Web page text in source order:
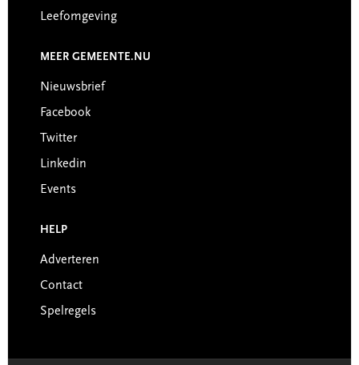
Leefomgeving
MEER GEMEENTE.NU
Nieuwsbrief
Facebook
Twitter
Linkedin
Events
HELP
Adverteren
Contact
Spelregels